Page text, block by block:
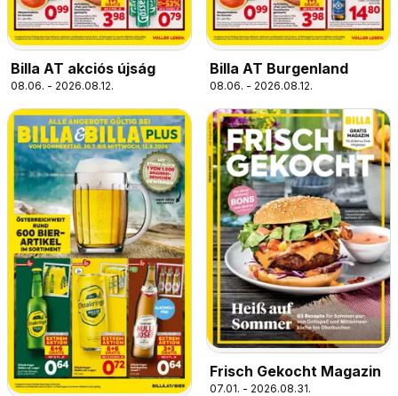
Billa AT akciós újság
08.06. - 2026.08.12.
Billa AT Burgenland
08.06. - 2026.08.12.
Frisch Gekocht Magazin
07.01. - 2026.08.31.